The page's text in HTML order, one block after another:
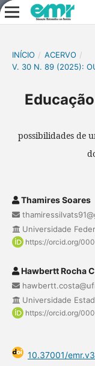
INÍCIO / ACERVO /
V. 30 N. 89 (2025):
possibilidades de
Thamires Soares
Universidade
https://orcid.org/
Hawbertt Rocha
Universidade
https://orcid.org/
10.37001/